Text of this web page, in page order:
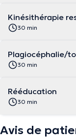
Kinésithérapie
30 min
Plagiocéphalie/
30 min
Rééducation
30 min
Avis de